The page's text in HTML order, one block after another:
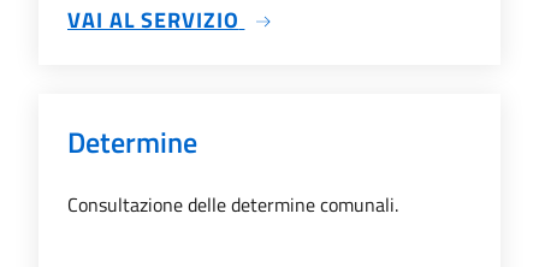
VAI AL SERVIZIO SU DELIBERE
Determine
Consultazione delle determine comunali.